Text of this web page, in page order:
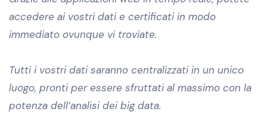
accedere ai vostri dati e certificati in modo
immediato ovunque vi troviate.
Tutti i vostri dati saranno centralizzati in un unico
luogo, pronti per essere sfruttati al massimo con la
potenza dell’analisi dei big data.